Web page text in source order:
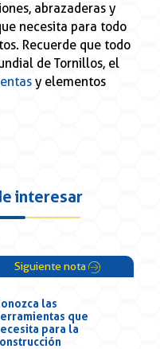
abrazaderas y
necesita para todo
Recuerde que todo
de Tornillos, el
y elementos
interesar
Siguiente nota
las
que
para la